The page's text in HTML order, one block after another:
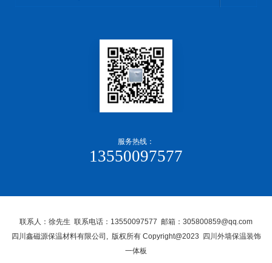
服务热线：
13550097577
联系人：徐先生 联系电话：13550097577 邮箱：305800859@qq.com
四川鑫磁源保温材料有限公司, 版权所有 Copyright@2023 四川外墙保温装饰
一体板